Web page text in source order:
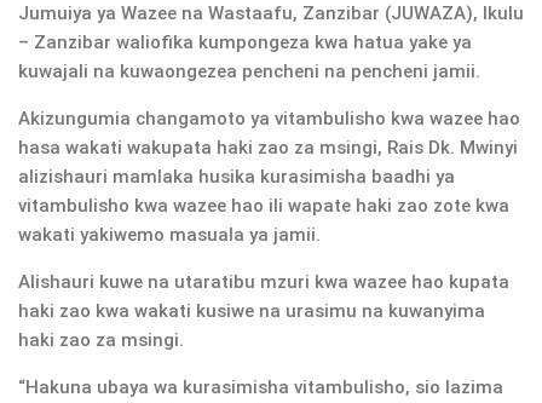
Jumuiya ya Wazee na Wastaafu, Zanzibar (JUWAZA), Ikulu
– Zanzibar waliofika kumpongeza kwa hatua yake ya
kuwajali na kuwaongezea pencheni na pencheni jamii.
Akizungumia changamoto ya vitambulisho kwa wazee hao
hasa wakati wakupata haki zao za msingi, Rais Dk. Mwinyi
alizishauri mamlaka husika kurasimisha baadhi ya
vitambulisho kwa wazee hao ili wapate haki zao zote kwa
wakati yakiwemo masuala ya jamii.
Alishauri kuwe na utaratibu mzuri kwa wazee hao kupata
haki zao kwa wakati kusiwe na urasimu na kuwanyima
haki zao za msingi.
“Hakuna ubaya wa kurasimisha vitambulisho, sio lazima